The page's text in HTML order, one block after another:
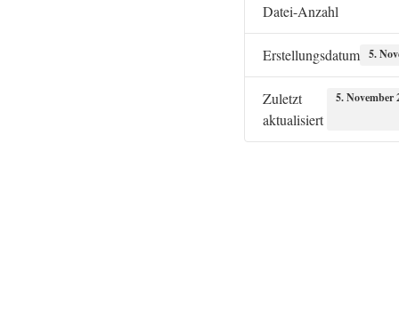
Datei-Anzahl
Erstellungsdatum 5.
Zuletzt
aktualisiert
5. November